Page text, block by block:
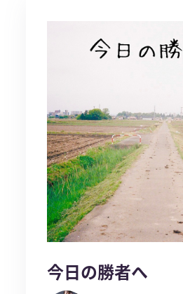
今日の勝者へ